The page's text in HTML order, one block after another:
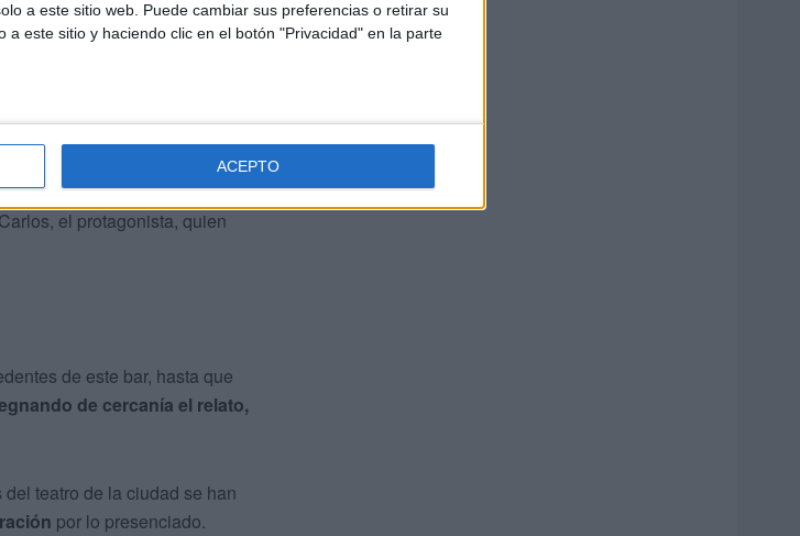
a este sitio web. Puede cambiar sus preferencias o retirar su
este sitio y haciendo clic en el botón "Privacidad" en la parte
ACEPTO
su obra. El público no podía
el protagonista, quien
de este bar, hasta que
de cercanía el relato,
teatro de la ciudad se han
por lo presenciado.